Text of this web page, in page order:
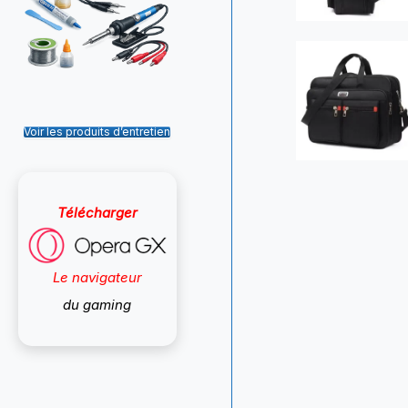
Voir les produits d’entretien
Télécharger
Le navigateur
du gaming